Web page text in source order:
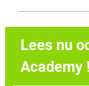
Lees nu
Academy